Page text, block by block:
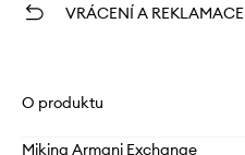
VRÁCENÍ A REKLAMACE
O produktu
Mikina Armani Exchange